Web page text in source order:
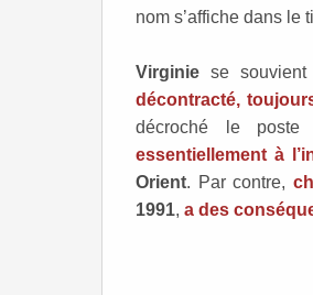
nom s’affiche dans le
Virginie se souvient
décontracté,
décroché le poste
essentiellement à
Orient. Par contre,
1991, a des